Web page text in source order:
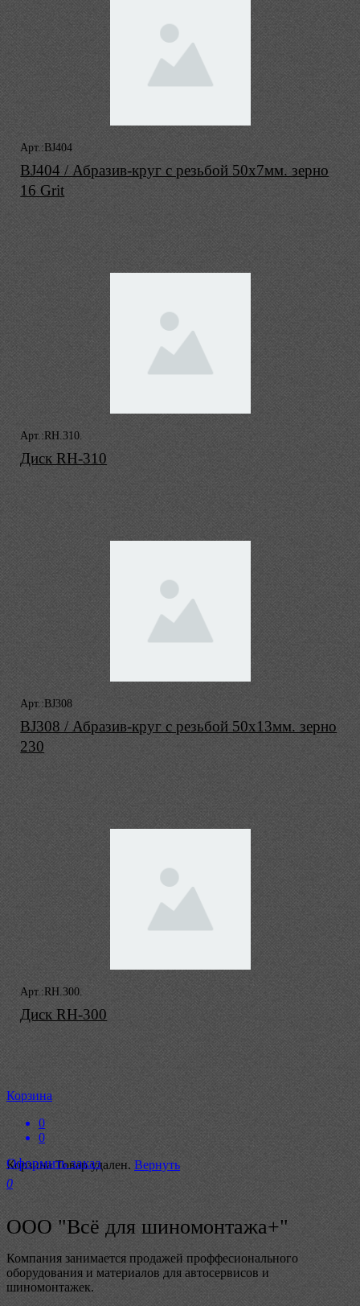
Арт.:BJ404
BJ404 / Абразив-круг с резьбой 50х7мм. зерно
16 Grit
Арт.:RH.310.
Диск RH-310
Арт.:BJ308
BJ308 / Абразив-круг с резьбой 50х13мм. зерно
230
Арт.:RH.300.
Диск RH-300
Корзина
0
0
Корзина Товар удален. Вернуть
0
Оформить заказ
ООО "Всё для шиномонтажа+"
Компания занимается продажей проффесионального
оборудования и материалов для автосервисов и
шиномонтажек.